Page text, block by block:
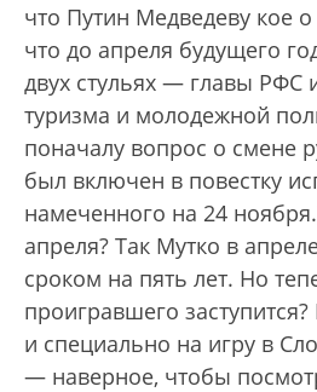
что Путин Медведеву кое
что до апреля будущего
двух стульях — главы РФС
туризма и молодежной
поначалу вопрос о смене
был включен в повестку
намеченного на 24
апреля? Так Мутко в
сроком на пять лет. Но
проигравшего
и специально на игру в
— наверное, чтобы